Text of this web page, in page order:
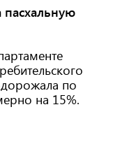
по
на 15%.